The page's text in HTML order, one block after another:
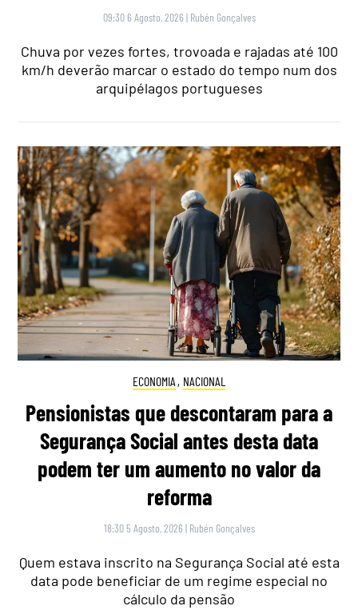
09:30 6 Agosto, 2026 | Rubén Gonçalves
Chuva por vezes fortes, trovoada e rajadas até 100
km/h deverão marcar o estado do tempo num dos
arquipélagos portugueses
ECONOMIA , NACIONAL
Pensionistas que descontaram para a
Segurança Social antes desta data
podem ter um aumento no valor da
reforma
18:30 5 Agosto, 2026 | Rubén Gonçalves
Quem estava inscrito na Segurança Social até esta
data pode beneficiar de um regime especial no
cálculo da pensão